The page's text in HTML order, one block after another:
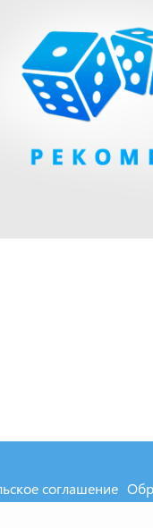
соглашение